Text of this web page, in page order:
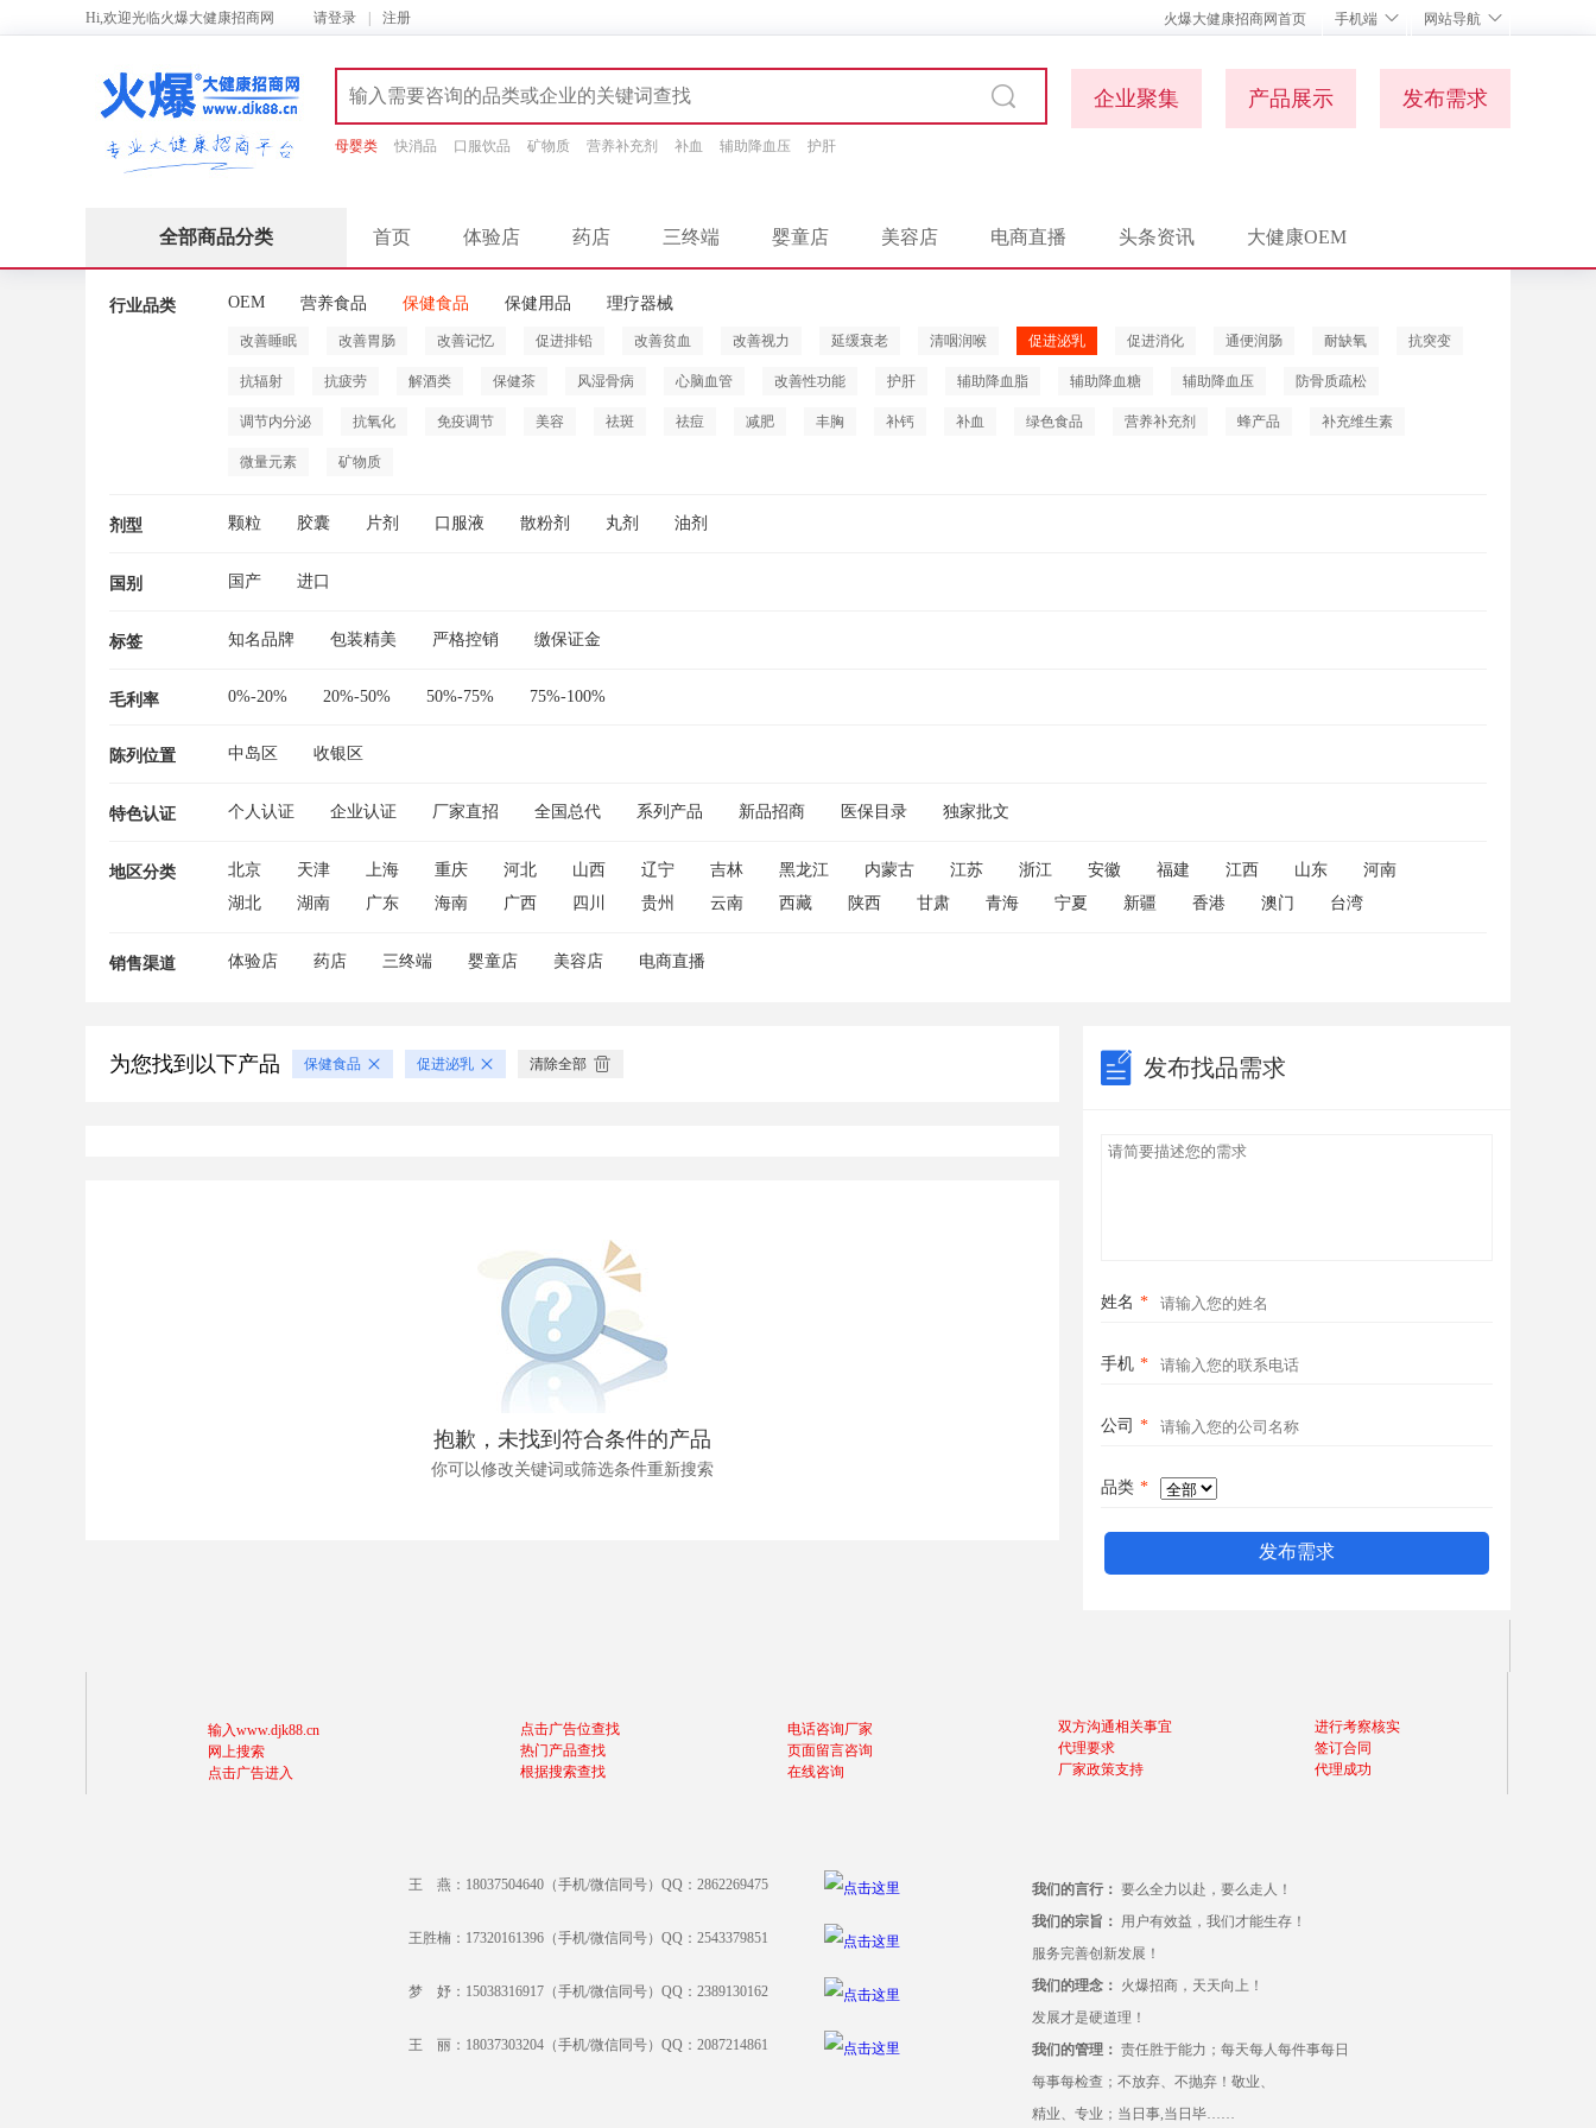
Hi,欢迎光临火爆大健康招商网 请登录 注册 火爆大健康招商网首页 手机端 网站导航
母婴类 快消品 口服饮品 矿物质 营养补充剂 补血 辅助降血压 护肝
企业聚集 产品展示 发布需求
全部商品分类 首页 体验店 药店 三终端 婴童店 美容店 电商直播 头条资讯 大健康OEM
行业品类 OEM 营养食品 保健食品 保健用品 理疗器械
改善睡眠 改善胃肠 改善记忆 促进排铅 改善贫血 改善视力 延缓衰老 清咽润喉 促进泌乳 促进消化 通便润肠 耐缺氧 抗突变
抗辐射 抗疲劳 解酒类 保健茶 风湿骨病 心脑血管 改善性功能 护肝 辅助降血脂 辅助降血糖 辅助降血压 防骨质疏松
调节内分泌 抗氧化 免疫调节 美容 祛斑 祛痘 减肥 丰胸 补钙 补血 绿色食品 营养补充剂 蜂产品 补充维生素
微量元素 矿物质
剂型 颗粒 胶囊 片剂 口服液 散粉剂 丸剂 油剂
国别 国产 进口
标签 知名品牌 包装精美 严格控销 缴保证金
毛利率 0%-20% 20%-50% 50%-75% 75%-100%
陈列位置 中岛区 收银区
特色认证 个人认证 企业认证 厂家直招 全国总代 系列产品 新品招商 医保目录 独家批文
地区分类 北京 天津 上海 重庆 河北 山西 辽宁 吉林 黑龙江 内蒙古 江苏 浙江 安徽 福建 江西 山东
河南
湖北
湖南 广东 海南 广西 四川 贵州 云南 西藏 陕西 甘肃 青海 宁夏 新疆 香港 澳门 台湾
销售渠道 体验店 药店 三终端 婴童店 美容店 电商直播
为您找到以下产品 保健食品 促进泌乳 清除全部
抱歉，未找到符合条件的产品
你可以修改关键词或筛选条件重新搜索
发布找品需求
姓名 *
手机 *
公司 *
品类 *
输入www.djk88.cn
网上搜索
点击广告进入
点击广告位查找
热门产品查找
根据搜索查找
电话咨询厂家
页面留言咨询
在线咨询
双方沟通相关事宜
代理要求
厂家政策支持
进行考察核实
签订合同
代理成功
王 燕：18037504640（手机/微信同号）QQ：2862269475
王胜楠：17320161396（手机/微信同号）QQ：2543379851
梦 妤：15038316917（手机/微信同号）QQ：2389130162
王 丽：18037303204（手机/微信同号）QQ：2087214861
我们的言行： 要么全力以赴，要么走人！
我们的宗旨： 用户有效益，我们才能生存！
服务完善创新发展！
我们的理念： 火爆招商，天天向上！
发展才是硬道理！
我们的管理： 责任胜于能力；每天每人每件事每日
每事每检查；不放弃、不抛弃！敬业、
精业、专业；当日事,当日毕……